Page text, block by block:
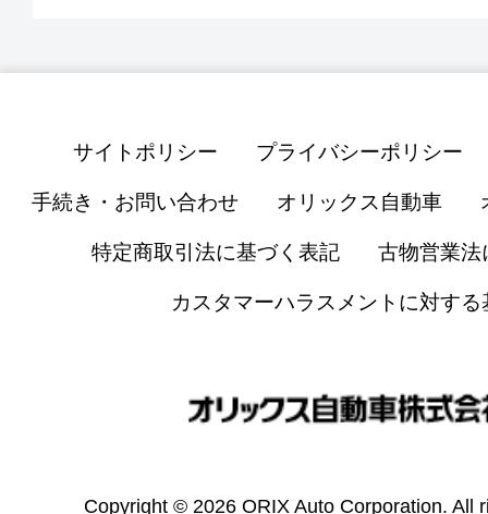
サイトポリシー プライバシーポリシー
手続き・お問い合わせ オリックス自動車
特定商取引法に基づく表記 古物営業法
カスタマーハラスメントに対する
Copyright © 2026 ORIX Auto Corporation. All